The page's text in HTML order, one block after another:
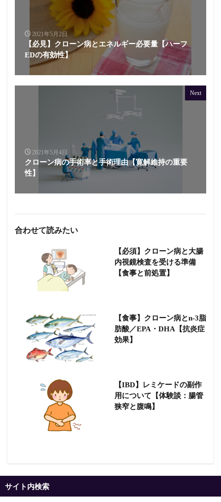
2021年5月2日
【必見】クローン病とエネルギー必要量【ハーフ
EDの有効性】
Next
2021年5月4日
クローン病の手術率と手術理由【寛解維持の重要
性】
合わせて読みたい
【必須】クローン病と大腸
内視鏡検査を受ける準備
【食事と前処置】
【食事】クローン病とn-3脂
肪酸／EPA・DHA【抗炎症
効果】
【IBD】レミケードの副作
用について【体験談：腸管
狭窄と腹鳴】
サイト内検索